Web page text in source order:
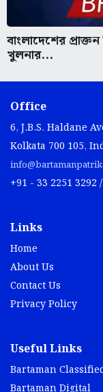
বাংলাদেশের
খুলনার...
Office
6, J.B.S. Haldane
Kolkata 700 105,
+91 - 33 2251 3292
Links
Home
About Us
Contact Us
Privacy Policy
Useful Links
Bartaman
Bartaman Digital